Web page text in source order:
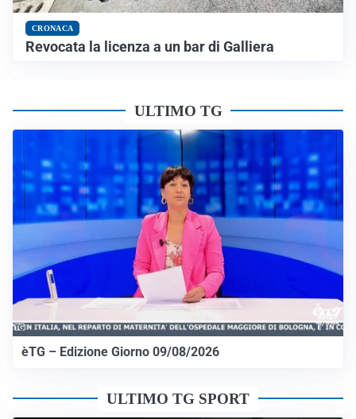
CRONACA
Revocata la licenza a un bar di Galliera
ULTIMO TG
èTG – Edizione Giorno 09/08/2026
ULTIMO TG SPORT